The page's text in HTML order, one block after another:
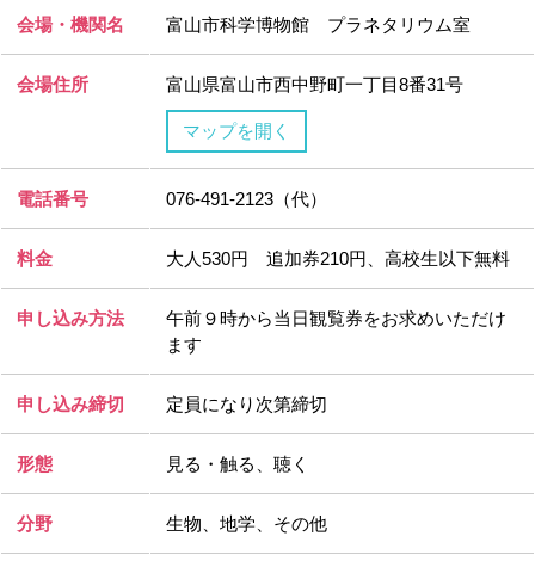
会場・機関名 富山市科学博物館 プラネタリウム室
会場住所 富山県富山市西中野町一丁目8番31号
マップを開く
電話番号 076-491-2123（代）
料金 大人530円 追加券210円、高校生以下無料
申し込み方法
午前９時から当日観覧券をお求めいただけ
ます
申し込み締切 定員になり次第締切
形態 見る・触る、聴く
分野 生物、地学、その他